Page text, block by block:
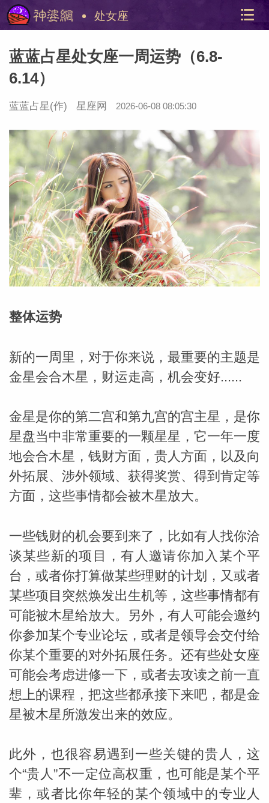
美国神
婆星座
处女座
站内导
蓝蓝占星处女座一周运势（6.8-
6.14）
蓝蓝占星(作) 星座网 2026-06-08 08:05:30
整体运势
新的一周里，对于你来说，最重要的主题是
金星会合木星，财运走高，机会变好......
金星是你的第二宫和第九宫的宫主星，是你
星盘当中非常重要的一颗星星，它一年一度
地会合木星，钱财方面，贵人方面，以及向
外拓展、涉外领域、获得奖赏、得到肯定等
方面，这些事情都会被木星放大。
一些钱财的机会要到来了，比如有人找你洽
谈某些新的项目，有人邀请你加入某个平
台，或者你打算做某些理财的计划，又或者
某些项目突然焕发出生机等，这些事情都有
可能被木星给放大。另外，有人可能会邀约
你参加某个专业论坛，或者是领导会交付给
你某个重要的对外拓展任务。还有些处女座
可能会考虑进修一下，或者去攻读之前一直
想上的课程，把这些都承接下来吧，都是金
星被木星所激发出来的效应。
此外，也很容易遇到一些关键的贵人，这
个“贵人”不一定位高权重，也可能是某个平
辈，或者比你年轻的某个领域中的专业人